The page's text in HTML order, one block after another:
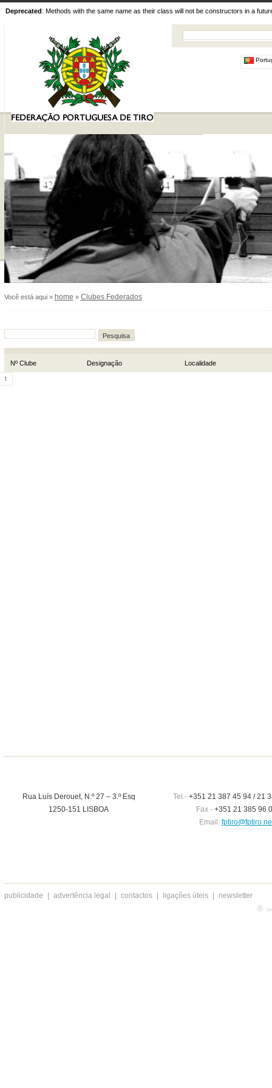
Deprecated: Methods with the same name as their class will not be constructors in a
Você está aqui » home » Clubes Federados
Pesquisa
Nº Clube Designação Localidade
1
Rua Luís Derouet, N.º 27 – 3.º Esq
1250-151 LISBOA
Tel.-+351 21 387 45 94 / 21
Fax - +351 21 385 96
Email:
publicidade advertência legal contactos ligações úteis newsletter
®